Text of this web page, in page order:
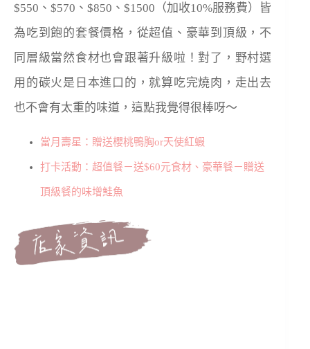
$550、$570、$850、$1500（加收10%服務費）皆
為吃到飽的套餐價格，從超值、豪華到頂級，不
同層級當然食材也會跟著升級啦！對了，野村選
用的碳火是日本進口的，就算吃完燒肉，走出去
也不會有太重的味道，這點我覺得很棒呀～
當月壽星：贈送櫻桃鴨胸or天使紅蝦
打卡活動：超值餐－送$60元食材、豪華餐－贈送
頂級餐的味增鮭魚